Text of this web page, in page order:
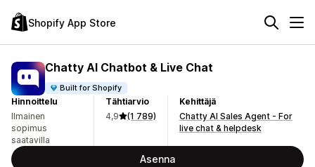
Shopify App Store
Chatty AI Chatbot & Live Chat
Built for Shopify
Hinnoittelu
Ilmainen
sopimus
saatavilla
Tähtiarvio
4,9
(1 789)
Kehittäjä
Chatty AI Sales Agent - For
live chat & helpdesk
Asenna